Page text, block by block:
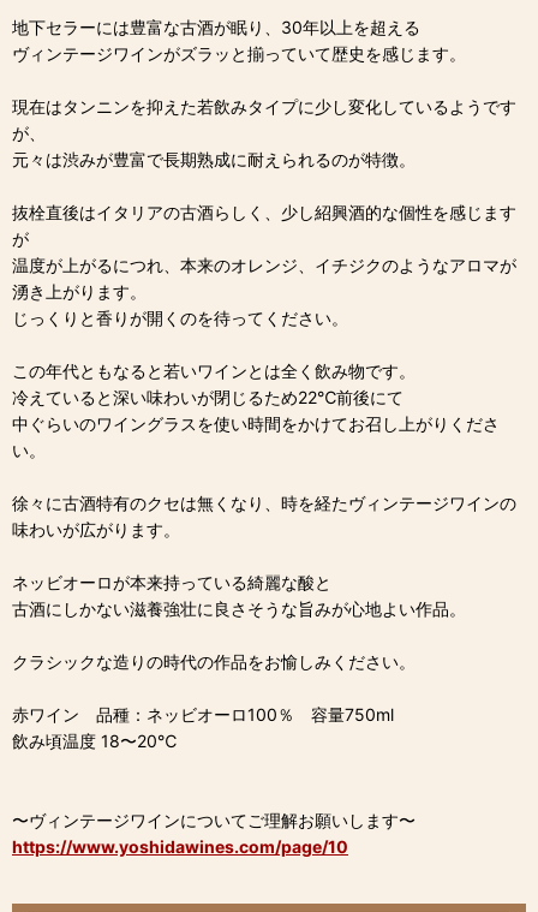
地下セラーには豊富な古酒が眠り、30年以上を超える
ヴィンテージワインがズラッと揃っていて歴史を感じます。
現在はタンニンを抑えた若飲みタイプに少し変化しているようです
が、
元々は渋みが豊富で長期熟成に耐えられるのが特徴。
抜栓直後はイタリアの古酒らしく、少し紹興酒的な個性を感じます
が
温度が上がるにつれ、本来のオレンジ、イチジクのようなアロマが
湧き上がります。
じっくりと香りが開くのを待ってください。
この年代ともなると若いワインとは全く飲み物です。
冷えていると深い味わいが閉じるため22℃前後にて
中ぐらいのワイングラスを使い時間をかけてお召し上がりくださ
い。
徐々に古酒特有のクセは無くなり、時を経たヴィンテージワインの
味わいが広がります。
ネッビオーロが本来持っている綺麗な酸と
古酒にしかない滋養強壮に良さそうな旨みが心地よい作品。
クラシックな造りの時代の作品をお愉しみください。
赤ワイン 品種：ネッビオーロ100％ 容量750ml
飲み頃温度 18〜20℃
〜ヴィンテージワインについてご理解お願いします〜
https://www.yoshidawines.com/page/10